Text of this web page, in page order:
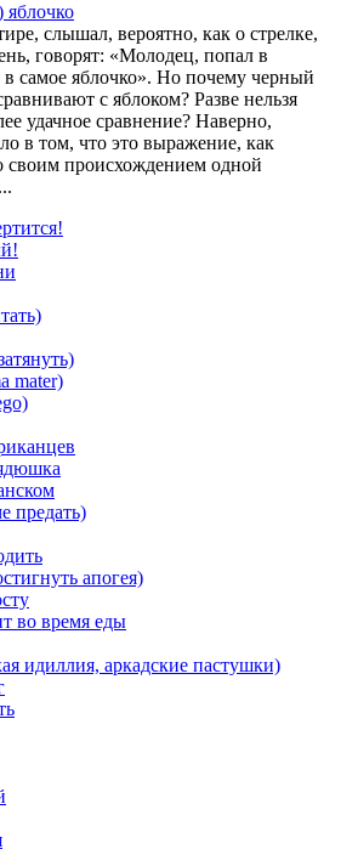
яблочко
слышал, вероятно, как о стрелке,
говорят: «Молодец, попал в
в самое яблочко». Но почему черный
с яблоком? Разве нельзя
удачное сравнение? Наверно,
в том, что это выражение, как
своим происхождением одной
mater)
предать)
апогея)
во время еды
идиллия, аркадские пастушки)